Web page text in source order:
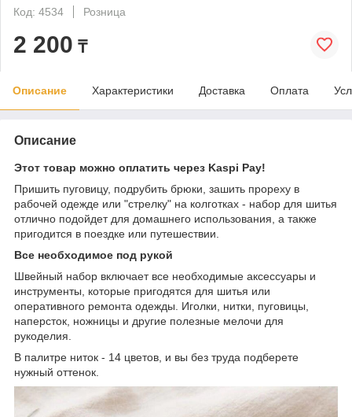
Код: 4534
Розница
2 200 ₸
Описание Характеристики Доставка Оплата
Описание
Этот товар можно оплатить через Kaspi Pay!
Пришить пуговицу, подрубить брюки, зашить прореху в
рабочей одежде или "стрелку" на колготках - набор для шитья
отлично подойдет для домашнего использования, а также
пригодится в поездке или путешествии.
Все необходимое под рукой
Швейный набор включает все необходимые аксессуары и
инструменты, которые пригодятся для шитья или
оперативного ремонта одежды. Иголки, нитки, пуговицы,
наперсток, ножницы и другие полезные мелочи для
рукоделия.
В палитре ниток - 14 цветов, и вы без труда подберете
нужный оттенок.